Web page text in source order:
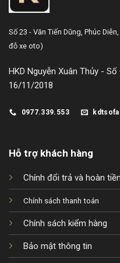
Số 23 - Văn Tiến Dũng, Phúc
đỗ xe oto)
HKD Nguyễn Xuân Thủy -
16/11/2018
0977.339.553
Hỗ trợ khách hàng
Chính đổi trả và hoàn tiền
Chính sách thanh toán
Chính sách kiểm hàng
Bảo mật thông tin